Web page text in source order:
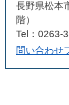
長野県松本
階）
Tel：0263-
問い合わせ